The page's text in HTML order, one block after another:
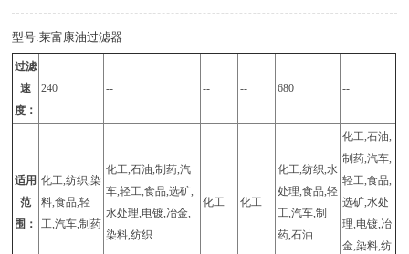
型号:莱富康油过滤器
过滤
速
度：
240 -- -- -- 680 --
适用
范
围：
化工,纺织,染
料,食品,轻
工,汽车,制药
化工,石油,制药,汽
车,轻工,食品,选矿,
水处理,电镀,冶金,
染料,纺织
化工 化工
化工,纺织,水
处理,食品,轻
工,汽车,制
药,石油
化工,石油,
制药,汽车,
轻工,食品,
选矿,水处
理,电镀,冶
金,染料,纺